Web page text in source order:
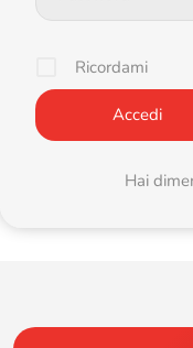
Ricordami
Hai